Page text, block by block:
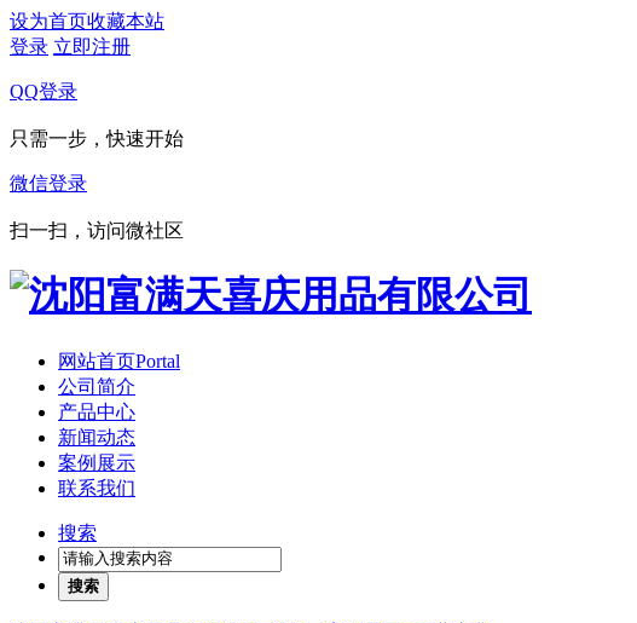
设为首页收藏本站
登录 立即注册
QQ登录
只需一步，快速开始
微信登录
扫一扫，访问微社区
网站首页Portal
公司简介
产品中心
新闻动态
案例展示
联系我们
搜索
搜索